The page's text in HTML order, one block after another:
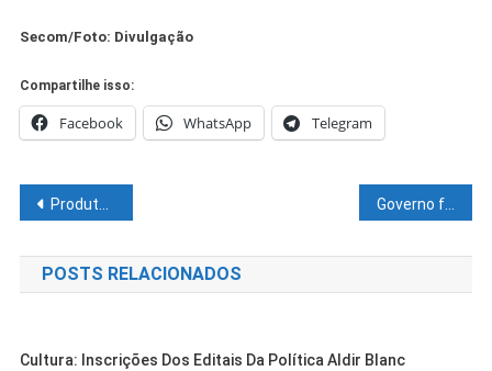
Secom/Foto: Divulgação
Compartilhe isso:
Facebook WhatsApp Telegram
Navegação
de
Post
Produtores da Feira de Orgânicos de Juazeiro promovem sorteio de Natal para movimentar a economia Governo federal concederá empréstimo à Bahia para atenção às vítimas das chuvas, diz Wagner
POSTS RELACIONADOS
Cultura: Inscrições Dos Editais Da Política Aldir Blanc